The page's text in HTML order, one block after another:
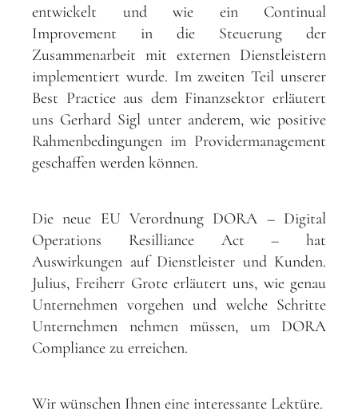
entwickelt und wie ein Continual
Improvement in die Steuerung der
Zusammenarbeit mit externen Dienstleistern
implementiert wurde. Im zweiten Teil unserer
Best Practice aus dem Finanzsektor erläutert
uns Gerhard Sigl unter anderem, wie positive
Rahmenbedingungen im Providermanagement
geschaffen werden können.
Die neue EU Verordnung DORA – Digital
Operations Resilliance Act – hat
Auswirkungen auf Dienstleister und Kunden.
Julius, Freiherr Grote erläutert uns, wie genau
Unternehmen vorgehen und welche Schritte
Unternehmen nehmen müssen, um DORA
Compliance zu erreichen.
Wir wünschen Ihnen eine interessante Lektüre.